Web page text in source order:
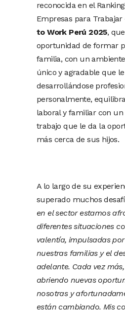
reconocida en el
Empresas para Trabajar
to Work Perú 2025,
oportunidad de formar
familia, con un
único y agradable que
desarrollándose
personalmente,
laboral y familiar con
trabajo que le da la
más cerca de sus hijos.
A lo largo de su
superado muchos
en el sector estamos
diferentes situaciones
valentía, impulsadas
nuestras familias y el
adelante. Cada vez
abriendo nuevas
nosotras y
están cambiando. Mis